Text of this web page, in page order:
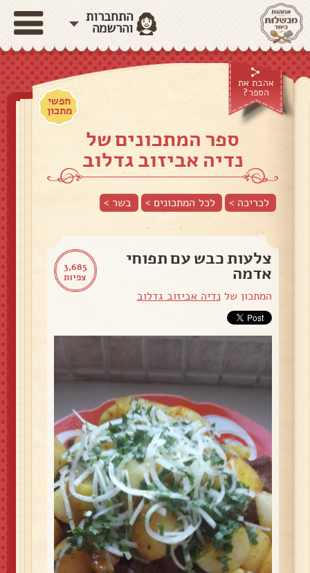
התחברות
והרשמה
אהבת את
הספר?
חפשי
מתכון
ספר המתכונים של
נדיה אביזוב גדלוב
לכריכה > לכל המתכונים > בשר >
3,685
צפיות
צלעות כבש עם תפוחי
אדמה
המתכון שלנדיה אביזוב גדלוב